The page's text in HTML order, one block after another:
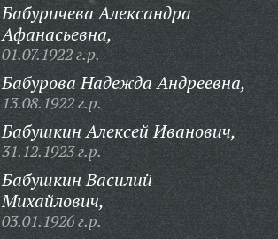
Бабуричева Александра
Афанасьевна,
01.07.1922 г.р.
Бабурова Надежда Андреевна,
13.08.1922 г.р.
Бабушкин Алексей Иванович,
31.12.1923 г.р.
Бабушкин Василий
Михайлович,
03.01.1926 г.р.